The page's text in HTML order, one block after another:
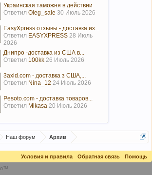
Украинская таможня в действии
Ответил Oleg_sale 30 Июль 2026
EasyXpress отзывы - доставка из...
Ответил EASYXPRESS 28 Июль
2026
Днипро -доставка из США в...
Ответил 100kk 26 Июль 2026
3axid.com - доставка з США,...
Ответил Nina_12 24 Июль 2026
Pesoto.com - доставка товаров...
Ответил Mikasa 20 Июль 2026
Наш форум Архив
Условия и правила Обратная связь
Помощь